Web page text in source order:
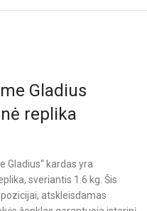
Gladius
replika
Gladius“ kardas yra
sveriantis 1.6 kg. Šis
atskleisdamas